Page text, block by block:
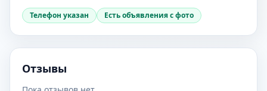
Телефон указан Есть объявления с фото
Отзывы